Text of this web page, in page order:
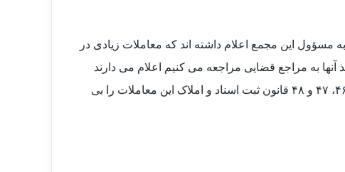
مسؤول این مجمع اعلام داشته اند که معاملات زیادی در
به مراجع قضایی مراجعه می کنیم اعلام می دارند
چون این معاملات به ثبت رسمی نرسیده اند و بالخصوص مواد ۲۲، ۴۶، ۴۷ و ۴۸ قانون ثبت اسناد و املاک این معاملات را بی